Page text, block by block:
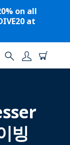
on all
at
빙